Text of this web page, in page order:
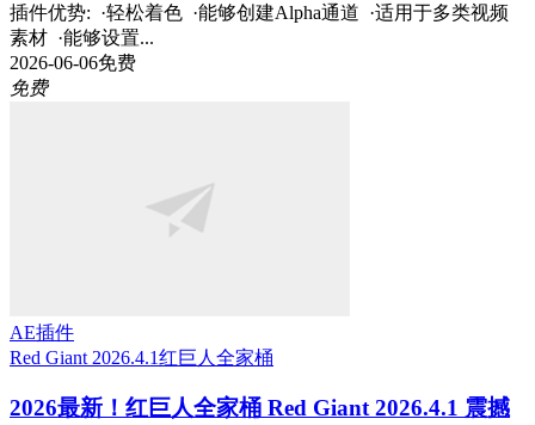
插件优势: ·轻松着色 ·能够创建Alpha通道 ·适用于多类视频
素材 ·能够设置...
2026-06-06免费
免费
AE插件
Red Giant 2026.4.1红巨人全家桶
2026最新！红巨人全家桶 Red Giant 2026.4.1 震撼